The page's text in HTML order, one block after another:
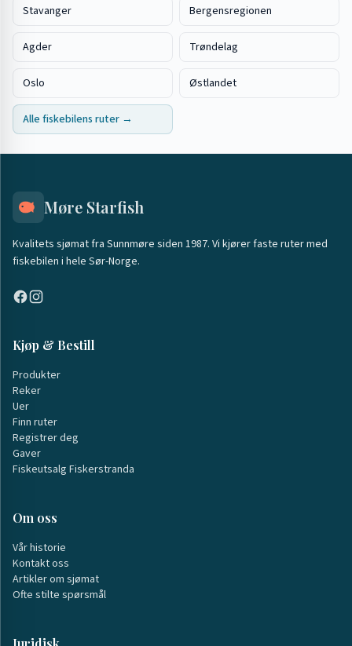
Stavanger Bergensregionen
Agder Trøndelag
Oslo Østlandet
Alle fiskebilens ruter →
Møre Starfish
Kvalitets sjømat fra Sunnmøre siden 1987. Vi kjører faste ruter med
fiskebilen i hele Sør-Norge.
Kjøp & Bestill
Produkter
Reker
Uer
Finn ruter
Registrer deg
Gaver
Fiskeutsalg Fiskerstranda
Om oss
Vår historie
Kontakt oss
Artikler om sjømat
Ofte stilte spørsmål